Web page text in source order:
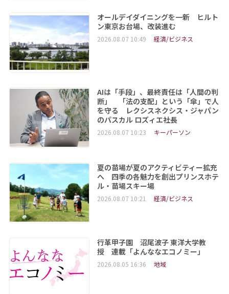
オールデイダイニングを一新 ヒルト
ン東京お台場、改装進む
2026.08.07 10:49 経済/ビジネス
AIは「手段」、最終責任は「人間の判
断」 「法の支配」という「傘」で人
を守る レクシスネクシス・ジャパン
のパスカル ロズィエ社長
2026.08.07 10:23 キーパーソン
夏の苗場が夏のアクティビティー拡充
へ 四季の各魅力を創出プリンスホテ
ル・苗場スキー場
2026.08.07 10:21 経済/ビジネス
行革甲子園 沼尾波子 東洋大学教
授 連載「よんななエコノミー」
2026.08.05 16:36 地域